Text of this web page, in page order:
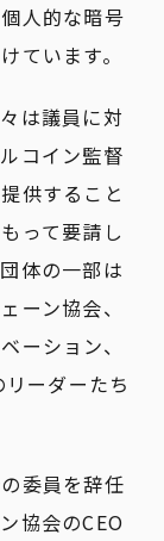
人的な暗号
ています。
は議員に対
コイン監督
供すること
って要請し
体の一部は
ーン協会、
ーション、
ーダーたち
委員を辞任
協会のCEO